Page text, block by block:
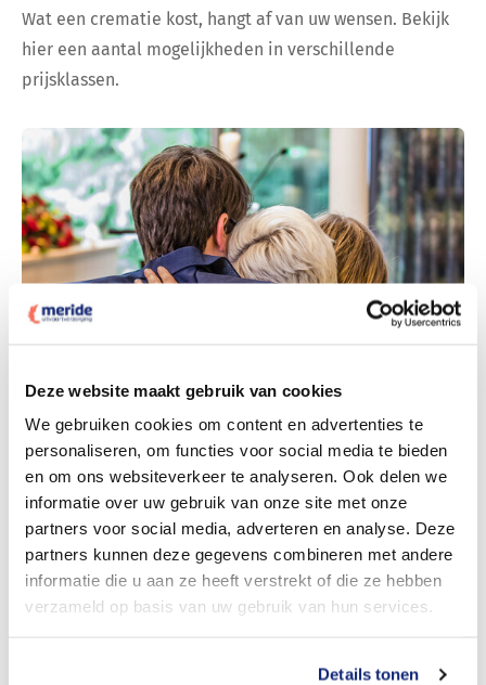
Deze website maakt gebruik van cookies
We gebruiken cookies om content en advertenties te
personaliseren, om functies voor social media te bieden
en om ons websiteverkeer te analyseren. Ook delen we
informatie over uw gebruik van onze site met onze
partners voor social media, adverteren en analyse. Deze
partners kunnen deze gegevens combineren met andere
informatie die u aan ze heeft verstrekt of die ze hebben
verzameld op basis van uw gebruik van hun services.
Details tonen
Wat een crematie kost, hangt af van uw wensen. Bekijk
hier een aantal mogelijkheden in verschillende
prijsklassen.
Bekijk tarieven voor crematie
Bekijk tarieven voor begrafenis